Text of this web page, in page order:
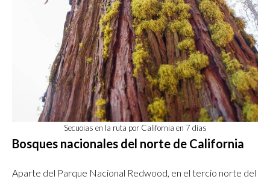
Secuoias en la ruta por California en 7 días
Bosques nacionales del norte de California
Aparte del Parque Nacional Redwood, en el tercio norte del